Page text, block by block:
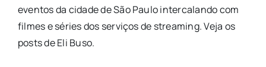
eventos da cidade de São Paulo intercalando com
filmes e séries dos serviços de streaming. Veja os
posts de Eli Buso.